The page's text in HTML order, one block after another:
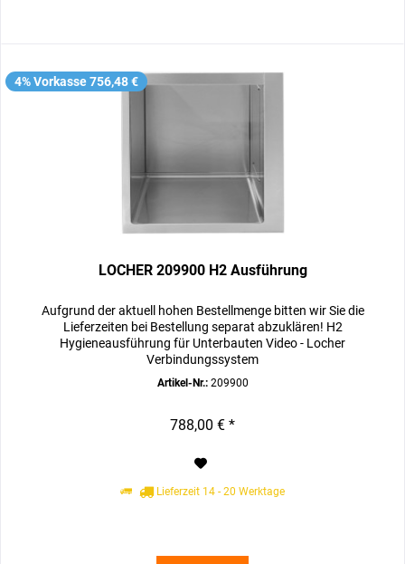
4% Vorkasse 756,48 €
LOCHER 209900 H2 Ausführung
Aufgrund der aktuell hohen Bestellmenge bitten wir Sie die
Lieferzeiten bei Bestellung separat abzuklären! H2
Hygieneausführung für Unterbauten Video - Locher
Verbindungssystem
Artikel-Nr.:209900
788,00 € *
Lieferzeit 14 - 20 Werktage